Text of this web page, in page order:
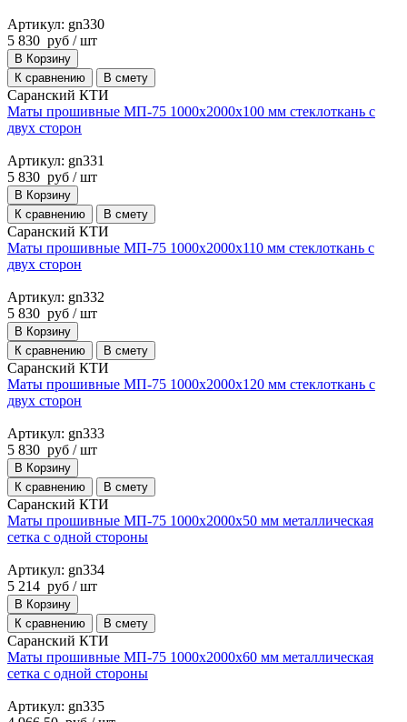
Артикул: gn330
5 830 руб / шт
В Корзину
К сравнению
В смету
Саранский КТИ
Маты прошивные МП-75 1000х2000х100 мм стеклоткань с
двух сторон
Артикул: gn331
5 830 руб / шт
В Корзину
К сравнению
В смету
Саранский КТИ
Маты прошивные МП-75 1000х2000х110 мм стеклоткань с
двух сторон
Артикул: gn332
5 830 руб / шт
В Корзину
К сравнению
В смету
Саранский КТИ
Маты прошивные МП-75 1000х2000х120 мм стеклоткань с
двух сторон
Артикул: gn333
5 830 руб / шт
В Корзину
К сравнению
В смету
Саранский КТИ
Маты прошивные МП-75 1000х2000х50 мм металлическая
сетка с одной стороны
Артикул: gn334
5 214 руб / шт
В Корзину
К сравнению
В смету
Саранский КТИ
Маты прошивные МП-75 1000х2000х60 мм металлическая
сетка с одной стороны
Артикул: gn335